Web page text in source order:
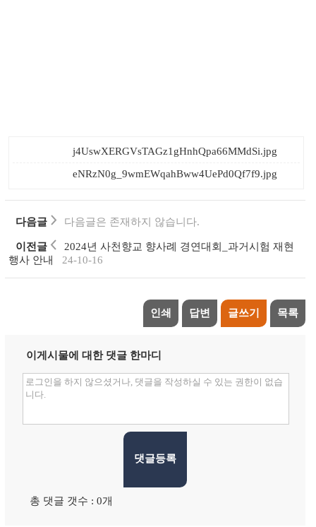
j4UswXERGVsTAGz1gHnhQpa66MMdSi.jpg
eNRzN0g_9wmEWqahBww4UePd0Qf7f9.jpg
다음글 다음글은 존재하지 않습니다.
이전글
2024년 사천향교 향사례 경연대회_과거시험 재현
행사 안내
24-10-16
목록
글쓰기
답변
인쇄
이게시물에 대한 댓글 한마디
댓글등록
총 댓글 갯수 : 0개